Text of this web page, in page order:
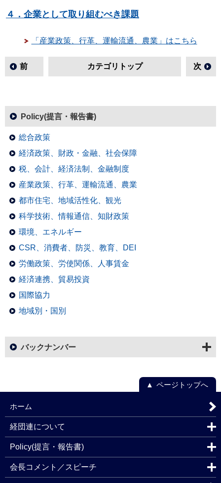
４．企業として取り組むべき課題
「産業政策、行革、運輸流通、農業」はこちら
前 カテゴリトップ 次
Policy(提言・報告書)
総合政策
経済政策、財政・金融、社会保障
税、会計、経済法制、金融制度
産業政策、行革、運輸流通、農業
都市住宅、地域活性化、観光
科学技術、情報通信、知財政策
環境、エネルギー
CSR、消費者、防災、教育、DEI
労働政策、労使関係、人事賃金
経済連携、貿易投資
国際協力
地域別・国別
バックナンバー
ページトップへ
ホーム
経団連について
Policy(提言・報告書)
会長コメント／スピーチ